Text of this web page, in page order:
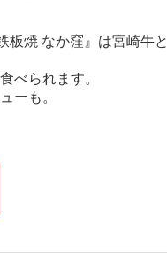
板焼 なか窪』は宮崎牛と
べられます。
ーも。